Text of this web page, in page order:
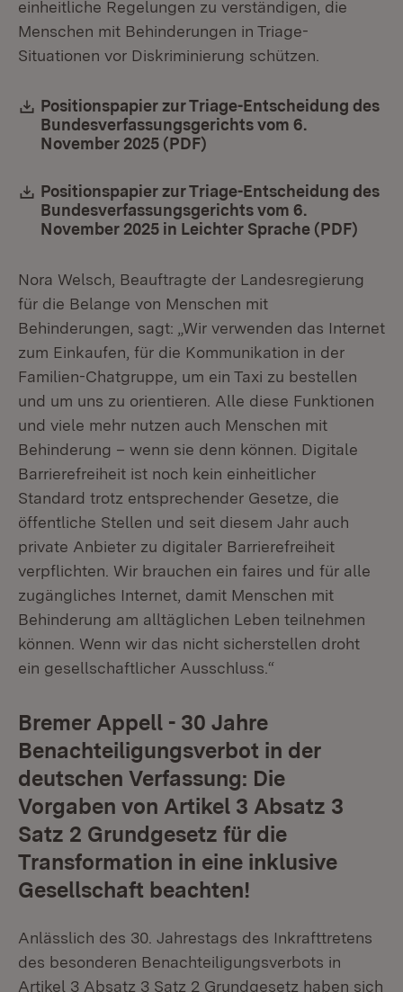
einheitliche Regelungen zu verständigen, die
Menschen mit Behinderungen in Triage-
Situationen vor Diskriminierung schützen.
Download:
Positionspapier zur Triage-Entscheidung des
Bundesverfassungsgerichts vom 6.
November 2025 (PDF)
Download:
Positionspapier zur Triage-Entscheidung des
Bundesverfassungsgerichts vom 6.
November 2025 in Leichter Sprache (PDF)
Nora Welsch, Beauftragte der Landesregierung
für die Belange von Menschen mit
Behinderungen, sagt: „Wir verwenden das Internet
zum Einkaufen, für die Kommunikation in der
Familien-Chatgruppe, um ein Taxi zu bestellen
und um uns zu orientieren. Alle diese Funktionen
und viele mehr nutzen auch Menschen mit
Behinderung – wenn sie denn können. Digitale
Barrierefreiheit ist noch kein einheitlicher
Standard trotz entsprechender Gesetze, die
öffentliche Stellen und seit diesem Jahr auch
private Anbieter zu digitaler Barrierefreiheit
verpflichten. Wir brauchen ein faires und für alle
zugängliches Internet, damit Menschen mit
Behinderung am alltäglichen Leben teilnehmen
können. Wenn wir das nicht sicherstellen droht
ein gesellschaftlicher Ausschluss.“
Bremer Appell - 30 Jahre
Benachteiligungsverbot in der
deutschen Verfassung: Die
Vorgaben von Artikel 3 Absatz 3
Satz 2 Grundgesetz für die
Transformation in eine inklusive
Gesellschaft beachten!
Anlässlich des 30. Jahrestags des Inkrafttretens
des besonderen Benachteiligungsverbots in
Artikel 3 Absatz 3 Satz 2 Grundgesetz haben sich